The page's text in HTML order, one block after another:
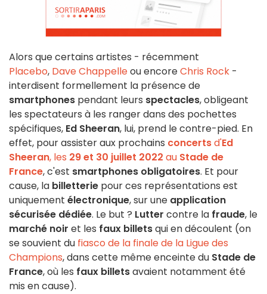
Alors que certains artistes - récemment
Placebo, Dave Chappelleou encoreChris Rock -
interdisent formellement la présence de
smartphones pendant leurs spectacles, obligeant
les spectateurs à les ranger dans des pochettes
spécifiques, Ed Sheeran, lui, prend le contre-pied. En
effet, pour assister aux prochains concertsd'Ed
Sheeran, les 29 et 30 juillet 2022 au Stade de
France, c'est smartphones obligatoires. Et pour
cause, la billetterie pour ces représentations est
uniquement électronique, sur une application
sécurisée dédiée. Le but ? Lutter contre la fraude, le
marché noir et les faux billetsqui en découlent (on
se souvient du fiasco de la finale de la Ligue des
Champions, dans cette même enceinte du Stade de
France, où les faux billetsavaient notamment été
mis en cause).